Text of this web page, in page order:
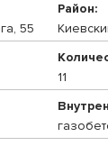
55
Район:
11